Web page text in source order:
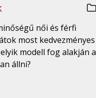
női és férfi
most kedvezményes
modell fog alakján a
állni?